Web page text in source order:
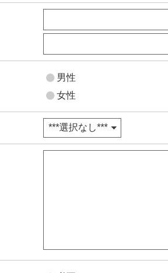
男性
女性